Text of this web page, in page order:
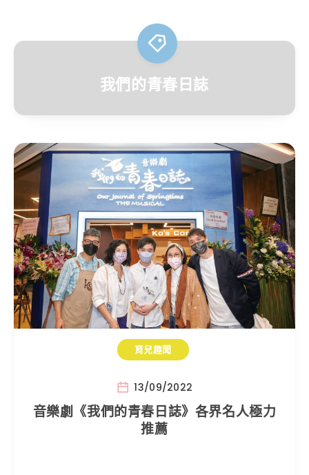
我們的青春日誌
育兒趣聞
13/09/2022
音樂劇《我們的青春日誌》各界名人極力
推薦